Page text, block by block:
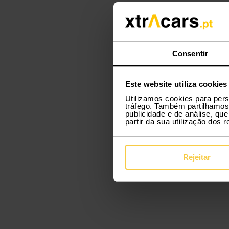
Consentir
Este website utiliza cookies
Utilizamos cookies para
tráfego. Também
publicidade e de análise,
partir da sua utilização dos
Rejeitar